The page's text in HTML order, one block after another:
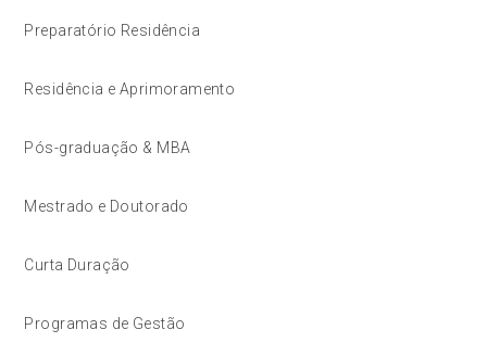
Preparatório Residência
Residência e Aprimoramento
Pós-graduação & MBA
Mestrado e Doutorado
Curta Duração
Programas de Gestão